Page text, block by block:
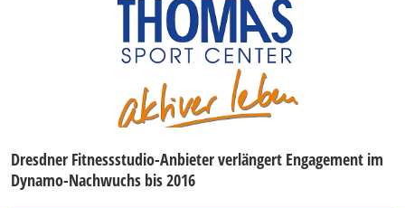
Dresdner Fitnessstudio-Anbieter verlängert Engagement im
Dynamo-Nachwuchs bis 2016